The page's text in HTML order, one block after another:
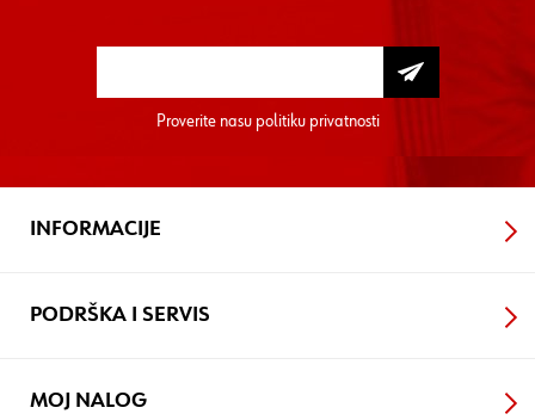
Proverite nasu politiku privatnosti
INFORMACIJE
PODRŠKA I SERVIS
MOJ NALOG